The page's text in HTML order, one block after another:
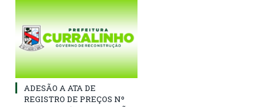
ADESÃO A ATA DE
REGISTRO DE PREÇOS Nº